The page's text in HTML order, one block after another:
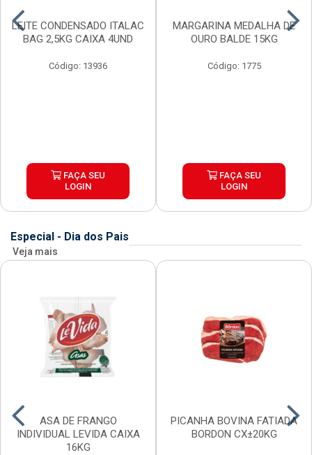
LEITE CONDENSADO ITALAC
BAG 2,5KG CAIXA 4UND
Código: 13936
FAÇA SEU
LOGIN
MARGARINA MEDALHA DE
OURO BALDE 15KG
Código: 1775
FAÇA SEU
LOGIN
Especial - Dia dos Pais
Veja mais
ASA DE FRANGO
INDIVIDUAL LEVIDA CAIXA
16KG
PICANHA BOVINA FATIADA
BORDON CX±20KG